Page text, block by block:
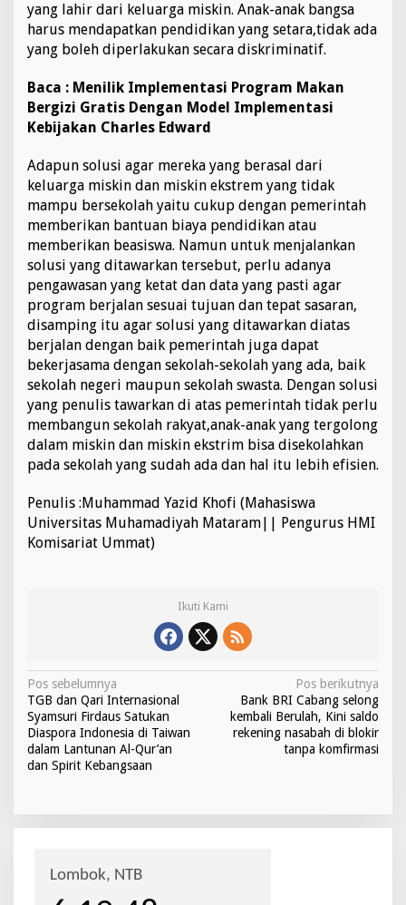
yang lahir dari keluarga miskin. Anak-anak bangsa
harus mendapatkan pendidikan yang setara,tidak ada
yang boleh diperlakukan secara diskriminatif.
Baca : Menilik Implementasi Program Makan
Bergizi Gratis Dengan Model Implementasi
Kebijakan Charles Edward
Adapun solusi agar mereka yang berasal dari
keluarga miskin dan miskin ekstrem yang tidak
mampu bersekolah yaitu cukup dengan pemerintah
memberikan bantuan biaya pendidikan atau
memberikan beasiswa. Namun untuk menjalankan
solusi yang ditawarkan tersebut, perlu adanya
pengawasan yang ketat dan data yang pasti agar
program berjalan sesuai tujuan dan tepat sasaran,
disamping itu agar solusi yang ditawarkan diatas
berjalan dengan baik pemerintah juga dapat
bekerjasama dengan sekolah-sekolah yang ada, baik
sekolah negeri maupun sekolah swasta. Dengan solusi
yang penulis tawarkan di atas pemerintah tidak perlu
membangun sekolah rakyat,anak-anak yang tergolong
dalam miskin dan miskin ekstrim bisa disekolahkan
pada sekolah yang sudah ada dan hal itu lebih efisien.
Penulis :Muhammad Yazid Khofi (Mahasiswa
Universitas Muhamadiyah Mataram|| Pengurus HMI
Komisariat Ummat)
Ikuti Kami
N
a
v
i
Pos sebelumnya
TGB dan Qari Internasional
Syamsuri Firdaus Satukan
Diaspora Indonesia di Taiwan
dalam Lantunan Al-Qur’an
dan Spirit Kebangsaan
Pos berikutnya
Bank BRI Cabang selong
kembali Berulah, Kini saldo
rekening nasabah di blokir
tanpa komfirmasi